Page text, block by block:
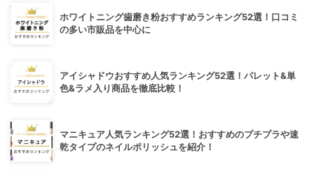
ホワイトニング歯磨き粉おすすめランキング52選！口コミ
の多い市販品を中心に
アイシャドウおすすめ人気ランキング52選！パレット&単
色&ラメ入り商品を徹底比較！
マニキュア人気ランキング52選！おすすめのプチプラや速
乾タイプのネイルポリッシュを紹介！